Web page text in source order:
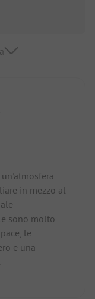
in mezzo al
sono molto
le
e una